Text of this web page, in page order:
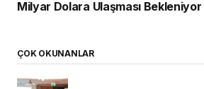
Milyar Dolara Ulaşması Bekleniyor
ÇOK OKUNANLAR